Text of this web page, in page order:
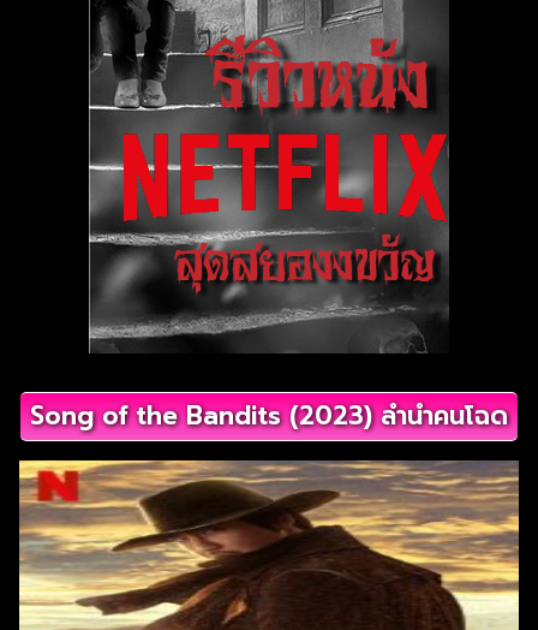
Song of the Bandits (2023) ลำนำคนโฉด